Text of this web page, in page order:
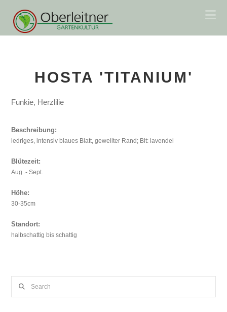
HOSTA 'TITANIUM'
Funkie, Herzlilie
Beschreibung:
ledriges, intensiv blaues Blatt, gewellter Rand; Blt: lavendel
Blütezeit:
Aug .- Sept.
Höhe:
30-35cm
Standort:
halbschattig bis schattig